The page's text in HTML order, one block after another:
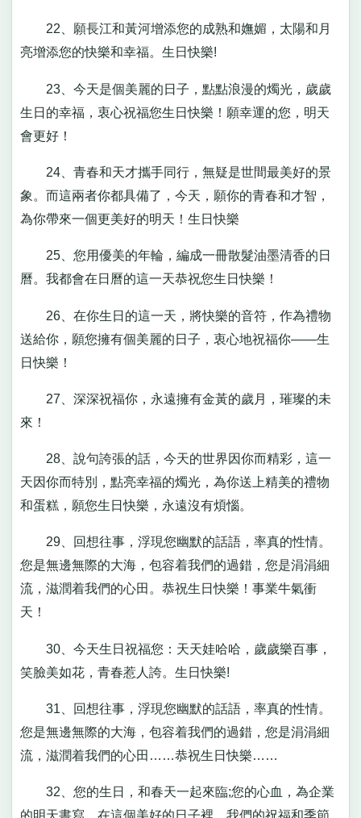
22、願長江和黃河增添您的成熟和嫵媚，太陽和月
亮增添您的快樂和幸福。生日快樂!
23、今天是個美麗的日子，點點浪漫的燭光，歲歲
生日的幸福，衷心祝福您生日快樂！願幸運的您，明天
會更好！
24、青春和天才攜手同行，無疑是世間最美好的景
象。而這兩者你都具備了，今天，願你的青春和才智，
為你帶來一個更美好的明天！生日快樂
25、您用優美的年輪，編成一冊散髮油墨清香的日
曆。我都會在日曆的這一天恭祝您生日快樂！
26、在你生日的這一天，將快樂的音符，作為禮物
送給你，願您擁有個美麗的日子，衷心地祝福你——生
日快樂！
27、深深祝福你，永遠擁有金黃的歲月，璀璨的未
來！
28、說句誇張的話，今天的世界因你而精彩，這一
天因你而特別，點亮幸福的燭光，為你送上精美的禮物
和蛋糕，願您生日快樂，永遠沒有煩惱。
29、回想往事，浮現您幽默的話語，率真的性情。
您是無邊無際的大海，包容着我們的過錯，您是涓涓細
流，滋潤着我們的心田。恭祝生日快樂！事業牛氣衝
天！
30、今天生日祝福您：天天娃哈哈，歲歲樂百事，
笑臉美如花，青春惹人誇。生日快樂!
31、回想往事，浮現您幽默的話語，率真的性情。
您是無邊無際的大海，包容着我們的過錯，您是涓涓細
流，滋潤着我們的心田……恭祝生日快樂……
32、您的生日，和春天一起來臨;您的心血，為企業